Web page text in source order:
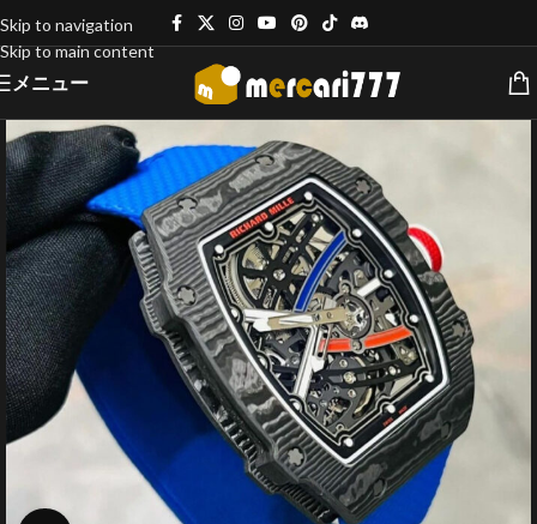
Skip to navigation
Skip to main content
メニュー